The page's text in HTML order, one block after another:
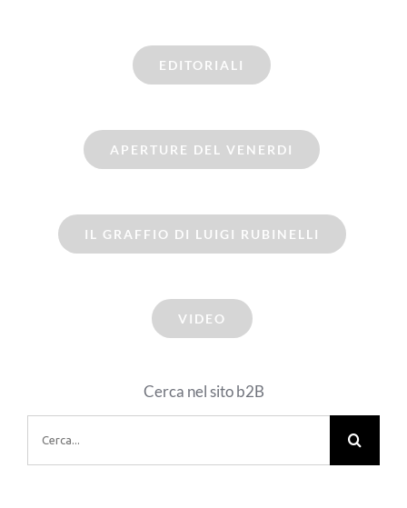
EDITORIALI
APERTURE DEL VENERDI
IL GRAFFIO DI LUIGI RUBINELLI
VIDEO
Cerca nel sito b2B
per: